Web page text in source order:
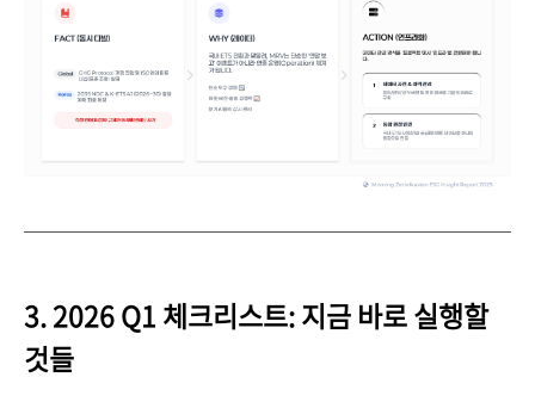
3. 2026 Q1 체크리스트: 지금 바로 실행할
것들